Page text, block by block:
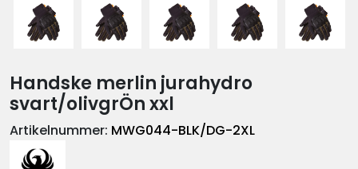
Handske merlin jurahydro
svart/olivgrÖn xxl
Artikelnummer: MWG044-BLK/DG-2XL